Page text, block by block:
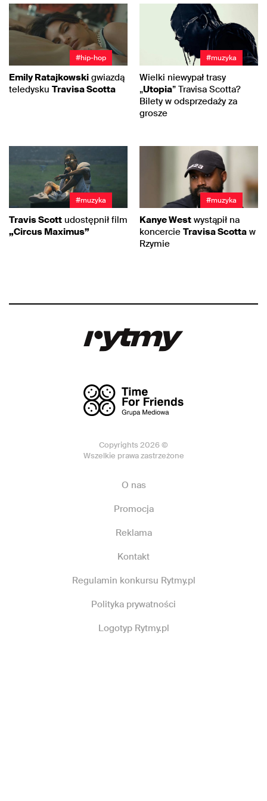
#hip-hop
Emily Ratajkowski gwiazdą
teledysku Travisa Scotta
#muzyka
Wielki niewypał trasy
„Utopia” Travisa Scotta?
Bilety w odsprzedaży za
grosze
#muzyka
Travis Scott udostępnił film
„Circus Maximus”
#muzyka
Kanye West wystąpił na
koncercie Travisa Scotta w
Rzymie
Copyrights 2026 ©
Wszelkie prawa zastrzeżone
O nas
Promocja
Reklama
Kontakt
Regulamin konkursu Rytmy.pl
Polityka prywatności
Logotyp Rytmy.pl